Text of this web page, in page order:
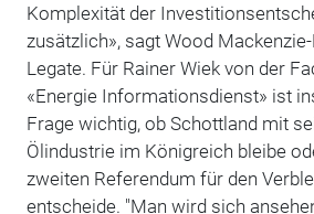
Komplexität der
zusätzlich», sagt Wood
Legate. Für Rainer Wiek von der
«Energie Informationsdienst» ist
Frage wichtig, ob Schottland mit
Ölindustrie im Königreich bleibe
zweiten Referendum für den
entscheide. "Man wird sich